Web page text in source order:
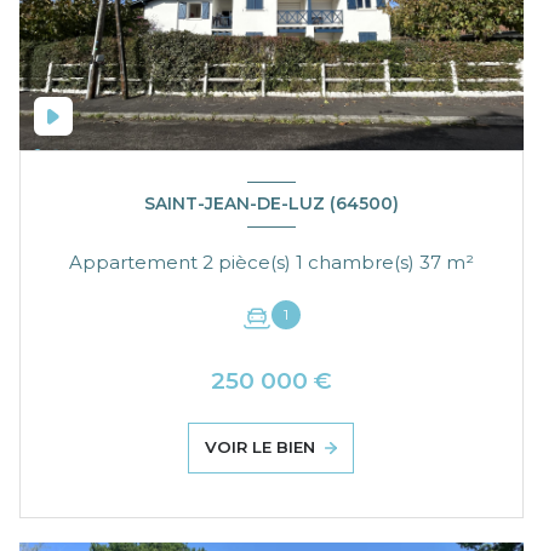
SAINT-JEAN-DE-LUZ (64500)
Appartement 2 pièce(s) 1 chambre(s) 37 m²
1
250 000 €
VOIR LE BIEN